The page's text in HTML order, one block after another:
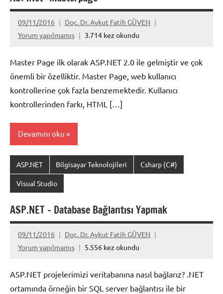
09/11/2016
Doç. Dr. Aykut Fatih GÜVEN
Yorum yapılmamış
3.714 kez okundu
Master Page ilk olarak ASP.NET 2.0 ile gelmiştir ve çok
önemli bir özelliktir. Master Page, web kullanıcı
kontrollerine çok fazla benzemektedir. Kullanıcı
kontrollerinden farkı, HTML […]
Devamını oku
ASP.NET Bilgisayar Teknolojileri Csharp (C#)
Visual Studio
ASP.NET – Database Bağlantısı Yapmak
09/11/2016
Doç. Dr. Aykut Fatih GÜVEN
Yorum yapılmamış
5.556 kez okundu
ASP.NET projelerimizi veritabanına nasıl bağlarız? .NET
ortamında örneğin bir SQL server bağlantısı ile bir